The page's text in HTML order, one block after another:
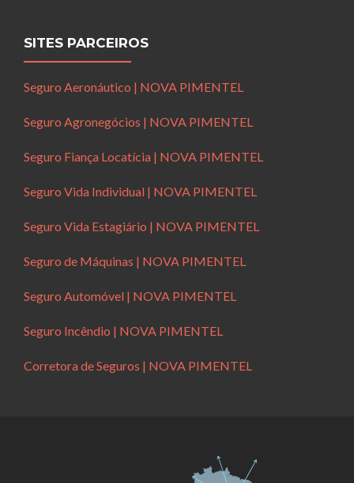
SITES PARCEIROS
Seguro Aeronáutico | NOVA PIMENTEL
Seguro Agronegócios | NOVA PIMENTEL
Seguro Fiança Locatícia | NOVA PIMENTEL
Seguro Vida Individual | NOVA PIMENTEL
Seguro Vida Estagiário | NOVA PIMENTEL
Seguro de Máquinas | NOVA PIMENTEL
Seguro Automóvel | NOVA PIMENTEL
Seguro Incêndio | NOVA PIMENTEL
Corretora de Seguros | NOVA PIMENTEL